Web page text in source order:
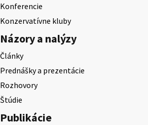
Konferencie
Konzervatívne kluby
Názory a nalýzy
Články
Prednášky a prezentácie
Rozhovory
Štúdie
Publikácie